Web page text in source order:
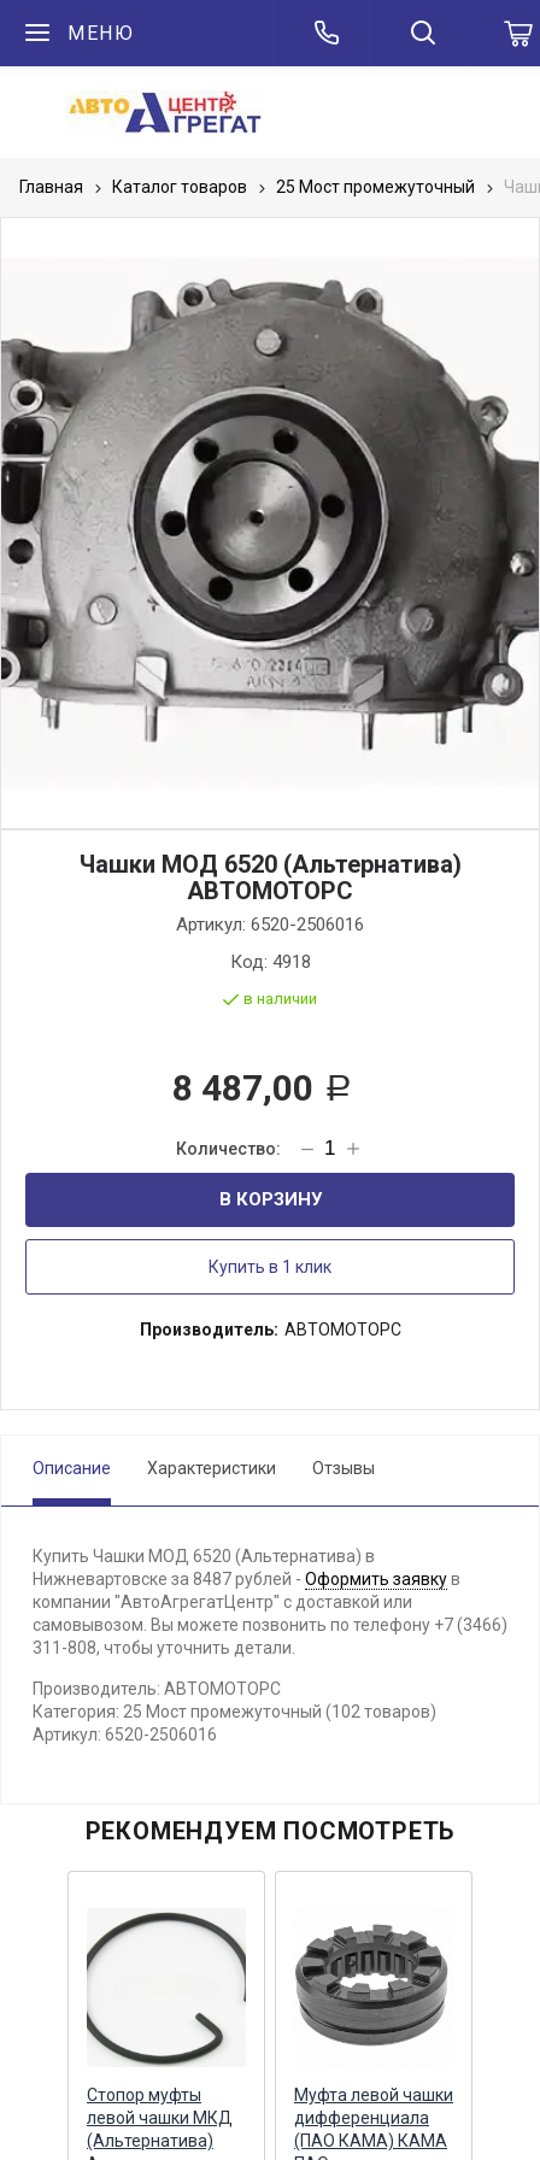
МЕНЮ
Главная Каталог товаров 25 Мост промежуточный
Чашки МОД 6520 (Альтернатива)
АВТОМОТОРС
Артикул: 6520-2506016
Код: 4918
в наличии
8 487,00 Р
В КОРЗИНУ
Купить в 1 клик
Производитель: АВТОМОТОРС
Описание Характеристики Отзывы
Купить Чашки МОД 6520 (Альтернатива) в
Нижневартовске за 8487 рублей - Оформить заявкув
компании "АвтоАгрегатЦентр" с доставкой или
самовывозом. Вы можете позвонить по телефону +7 (3466)
311-808, чтобы уточнить детали.
Производитель: АВТОМОТОРС
Категория: 25 Мост промежуточный (102 товаров)
Артикул: 6520-2506016
РЕКОМЕНДУЕМ ПОСМОТРЕТЬ
Стопор муфты
левой чашки МКД
(Альтернатива)
Муфта левой чашки
дифференциала
(ПАО КАМА) КАМА